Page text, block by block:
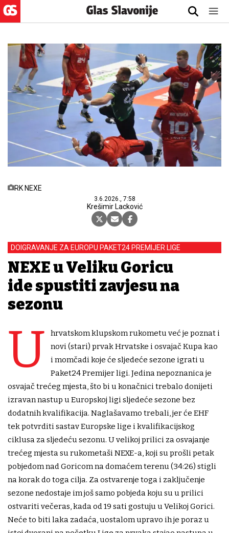
RK NEXE
3.6.2026., 7:58
Krešimir Lacković
DOIGRAVANJE ZA EUROPU PAKET24 PREMIJER LIGE
NEXE u Veliku Goricu
ide spustiti zavjesu na
sezonu
U
hrvatskom klupskom rukometu već je poznat i
novi (stari) prvak Hrvatske i osvajač Kupa kao
i momčadi koje će sljedeće sezone igrati u
Paket24 Premijer ligi. Jedina nepoznanica je
osvajač trećeg mjesta, što bi u konačnici trebalo donijeti
izravan nastup u Europskoj ligi sljedeće sezone bez
dodatnih kvalifikacija. Naglašavamo trebali, jer će EHF
tek potvrditi sastav Europske lige i kvalifikacijskog
ciklusa za sljedeću sezonu. U velikoj prilici za osvajanje
trećeg mjesta su rukometaši NEXE-a, koji su prošli petak
pobjedom nad Goricom na domaćem terenu (34:26) stigli
na korak do toga cilja. Za ostvarenje toga i zaključenje
sezone nedostaje im još samo pobjeda koju su u prilici
ostvariti večeras, kada od 19 sati gostuju u Velikoj Gorici.
Neće to biti laka zadaća, uostalom upravo ih je poraz u